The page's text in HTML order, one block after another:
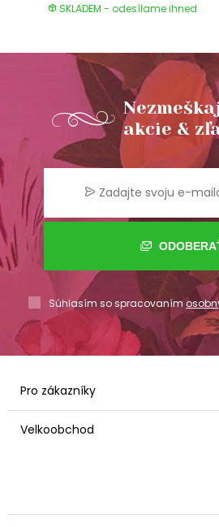
SKLADEM - odesílame ihned
akcie &
Súhlasím so spracovaním
Pro zákazníky
Velkoobchod